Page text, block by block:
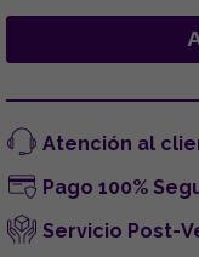
Atención al
Pago 100%
Servicio Post-